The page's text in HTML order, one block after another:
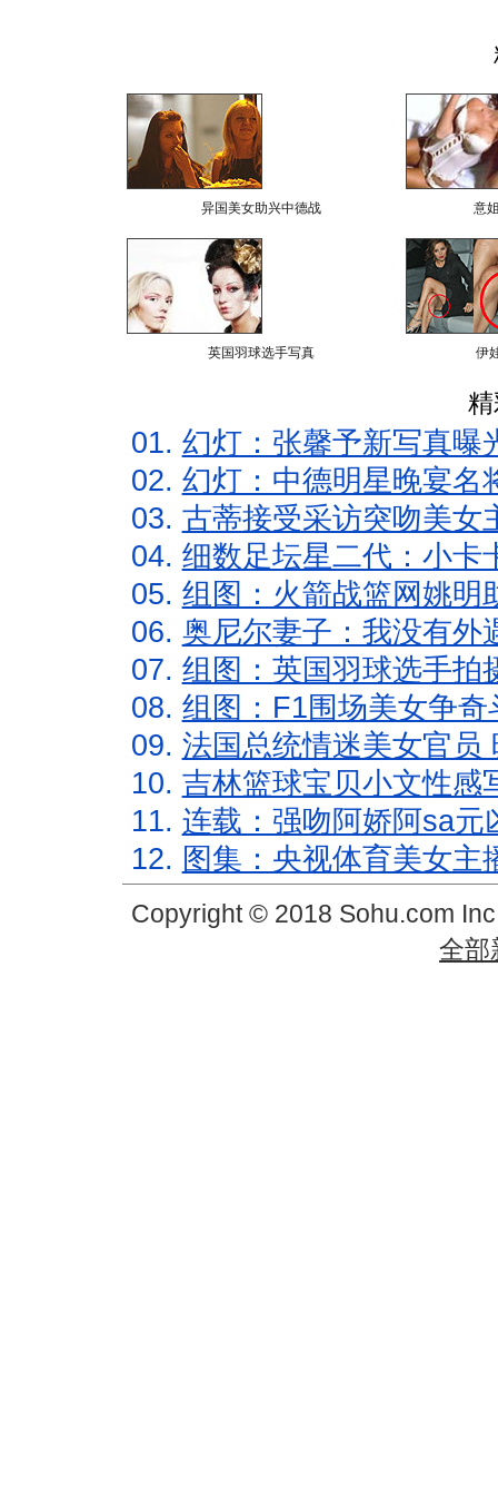
异国美女助兴中德战 意
英国羽球选手写真 伊
01. 幻灯：张馨予新写真曝
02. 幻灯：中德明星晚宴名
03. 古蒂接受采访突吻美女
04. 细数足坛星二代：小卡
05. 组图：火箭战篮网姚明
06. 奥尼尔妻子：我没有外
07. 组图：英国羽球选手拍
08. 组图：F1围场美女争
09. 法国总统情迷美女官员
10. 吉林篮球宝贝小文性感
11. 连载：强吻阿娇阿sa元
12. 图集：央视体育美女主
Copyright © 2018 Sohu.com
全部